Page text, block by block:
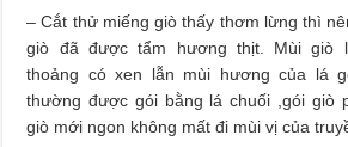
– Cắt thử miếng giò thấy thơm lừng thì
giò đã được tẩm hương thịt. Mùi giò
thoảng có xen lẫn mùi hương của lá
thường được gói bằng lá chuối ,gói giò
giò mới ngon không mất đi mùi vị của